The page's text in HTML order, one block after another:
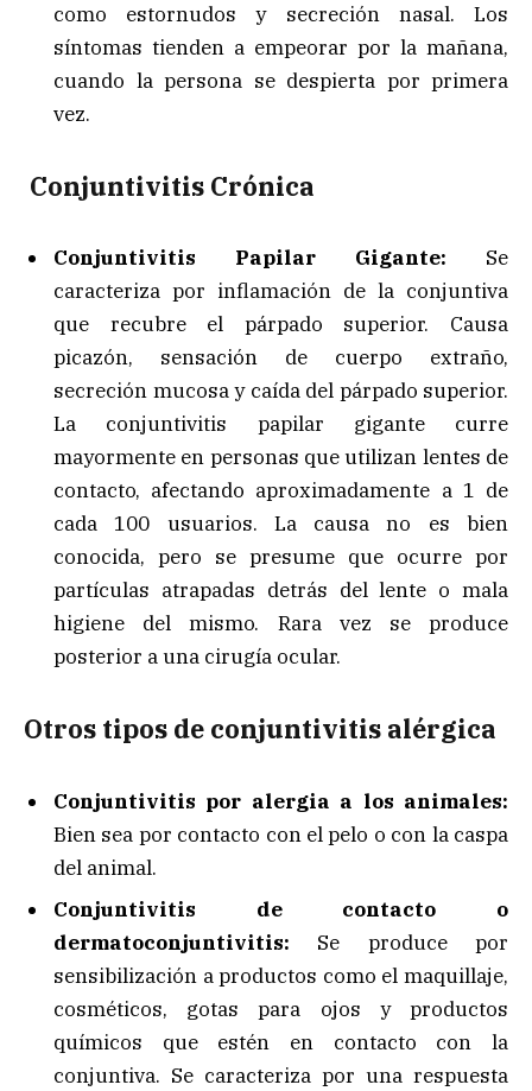
como estornudos y secreción nasal. Los
síntomas tienden a empeorar por la mañana,
cuando la persona se despierta por primera
vez.
Conjuntivitis Crónica
Conjuntivitis Papilar Gigante: Se
caracteriza por inflamación de la conjuntiva
que recubre el párpado superior. Causa
picazón, sensación de cuerpo extraño,
secreción mucosa y caída del párpado superior.
La conjuntivitis papilar gigante curre
mayormente en personas que utilizan lentes de
contacto, afectando aproximadamente a 1 de
cada 100 usuarios. La causa no es bien
conocida, pero se presume que ocurre por
partículas atrapadas detrás del lente o mala
higiene del mismo. Rara vez se produce
posterior a una cirugía ocular.
Otros tipos de conjuntivitis alérgica
Conjuntivitis por alergia a los animales:
Bien sea por contacto con el pelo o con la caspa
del animal.
Conjuntivitis de contacto o
dermatoconjuntivitis: Se produce por
sensibilización a productos como el maquillaje,
cosméticos, gotas para ojos y productos
químicos que estén en contacto con la
conjuntiva. Se caracteriza por una respuesta